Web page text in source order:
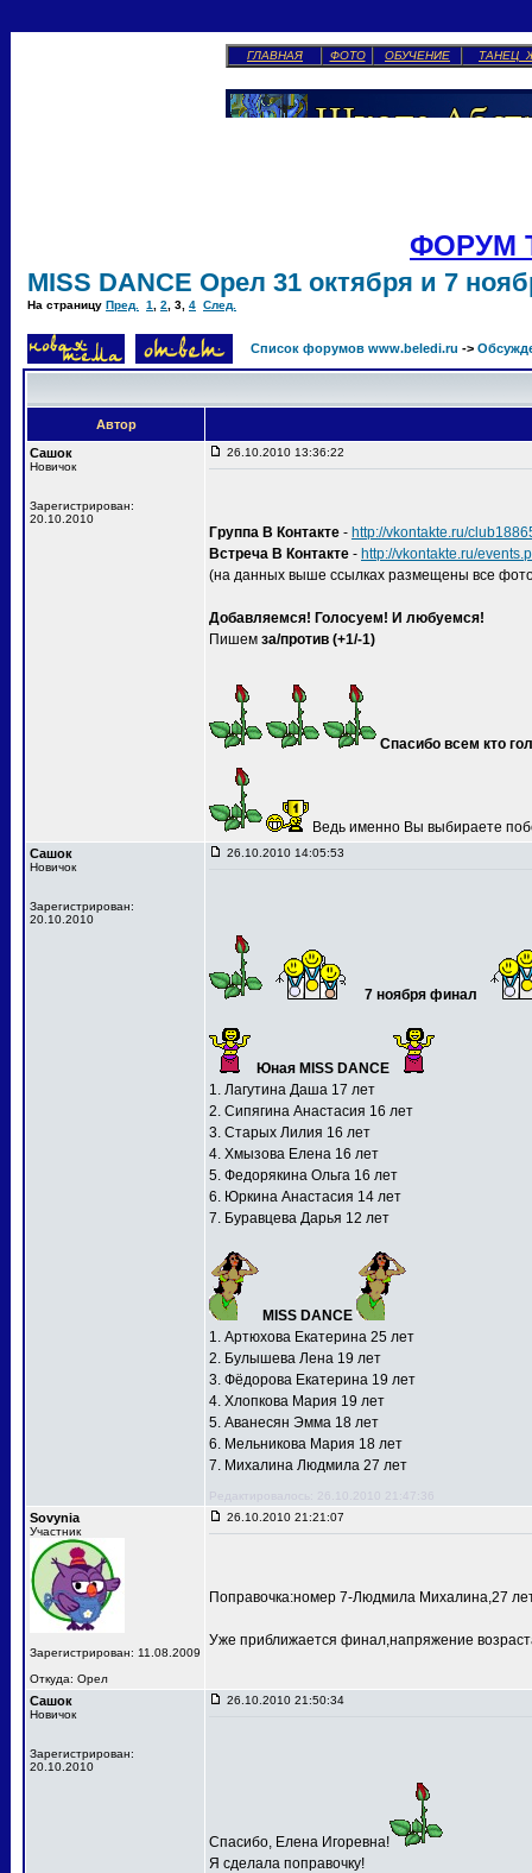
ГЛАВНАЯ ФОТО ОБУЧЕНИЕ ТАНЕЦ
ФОРУМ
MISS DANCE Орел 31 октября и 7
На страницу Пред. 1 2 3 4 След.
Список форумов www.beledi.ru ->
Автор
Сашок
Новичок
Зарегистрирован:
20.10.2010
26.10.2010 13:36:22
Группа В Контакте - http://vkontakte.ru/
Встреча В Контакте - http://vkontakte.ru/
(на данных выше ссылках размещены все
Добавляемся! Голосуем! И любуемся!
Пишем за/против (+1/-1)
Спасибо всем кто
Ведь именно Вы выбираете
Сашок
Новичок
Зарегистрирован:
20.10.2010
26.10.2010 14:05:53
7 ноября финал
Юная MISS DANCE
1. Лагутина Даша 17 лет
2. Сипягина Анастасия 16 лет
3. Старых Лилия 16 лет
4. Хмызова Елена 16 лет
5. Федорякина Ольга 16 лет
6. Юркина Анастасия 14 лет
7. Буравцева Дарья 12 лет
MISS DANCE
1. Артюхова Екатерина 25 лет
2. Булышева Лена 19 лет
3. Фёдорова Екатерина 19 лет
4. Хлопкова Мария 19 лет
5. Аванесян Эмма 18 лет
6. Мельникова Мария 18 лет
7. Михалина Людмила 27 лет
Редактировалось: 26.10.2010 21:47:36
Sovynia
Участник
Зарегистрирован: 11.08.2009
Откуда: Орел
26.10.2010 21:21:07
Поправочка:номер 7-Людмила Михалина,27
Уже приближается финал,напряжение
Сашок
Новичок
Зарегистрирован:
20.10.2010
26.10.2010 21:50:34
Спасибо, Елена Игоревна!
Я сделала поправочку!